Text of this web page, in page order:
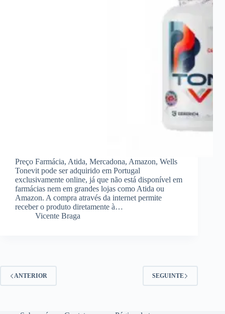
Preço Farmácia, Atida, Mercadona, Amazon, Wells
Tonevit pode ser adquirido em Portugal
exclusivamente online, já que não está disponível em
farmácias nem em grandes lojas como Atida ou
Amazon. A compra através da internet permite
receber o produto diretamente à…
Vicente Braga
ANTERIOR SEGUINTE